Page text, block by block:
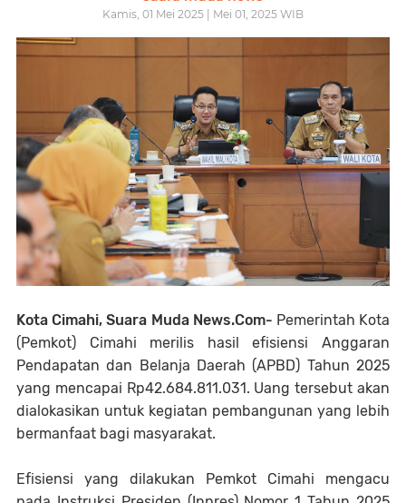
Kamis, 01 Mei 2025 | Mei 01, 2025 WIB
Kota Cimahi, Suara Muda News.Com- Pemerintah Kota
(Pemkot) Cimahi merilis hasil efisiensi Anggaran
Pendapatan dan Belanja Daerah (APBD) Tahun 2025
yang mencapai Rp42.684.811.031. Uang tersebut akan
dialokasikan untuk kegiatan pembangunan yang lebih
bermanfaat bagi masyarakat.
Efisiensi yang dilakukan Pemkot Cimahi mengacu